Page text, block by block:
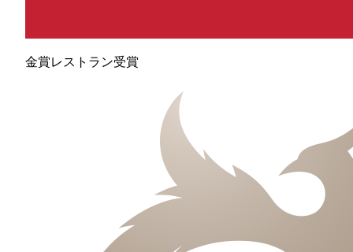
金賞レストラン受賞